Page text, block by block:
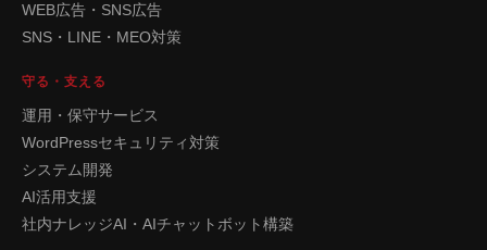
WEB広告・SNS広告
SNS・LINE・MEO対策
守る・支える
運用・保守サービス
WordPressセキュリティ対策
システム開発
AI活用支援
社内ナレッジAI・AIチャットボット構築